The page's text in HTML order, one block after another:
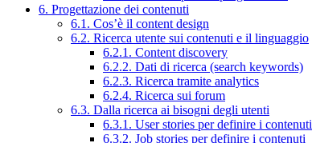
6. Progettazione dei contenuti
6.1. Cos’è il content design
6.2. Ricerca utente sui contenuti e il linguaggio
6.2.1. Content discovery
6.2.2. Dati di ricerca (search keywords)
6.2.3. Ricerca tramite analytics
6.2.4. Ricerca sui forum
6.3. Dalla ricerca ai bisogni degli utenti
6.3.1. User stories per definire i contenuti
6.3.2. Job stories per definire i contenuti